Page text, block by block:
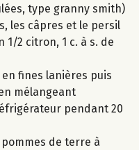
type granny smith)
les câpres et le persil
1/2 citron, 1 c. à s. de
fines lanières puis
mélangeant
pendant 20
de terre à